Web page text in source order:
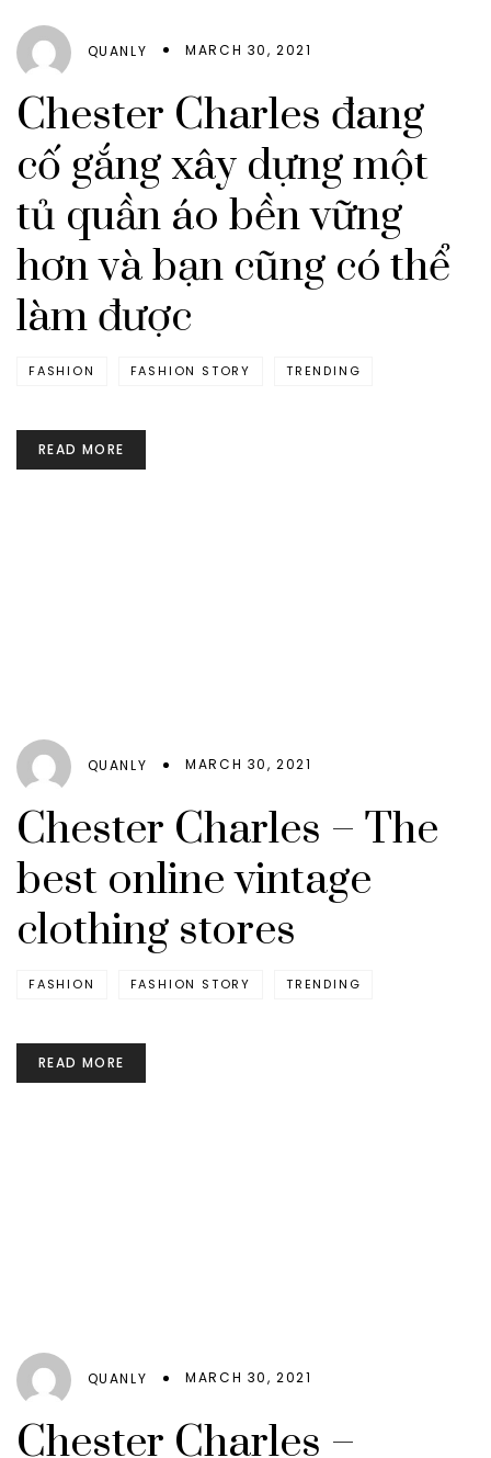
QUANLY MARCH 30, 2021
Chester Charles đang
cố gắng xây dựng một
tủ quần áo bền vững
hơn và bạn cũng có thể
làm được
FASHION FASHION STORY TRENDING
READ MORE
QUANLY MARCH 30, 2021
Chester Charles – The
best online vintage
clothing stores
FASHION FASHION STORY TRENDING
READ MORE
QUANLY MARCH 30, 2021
Chester Charles –